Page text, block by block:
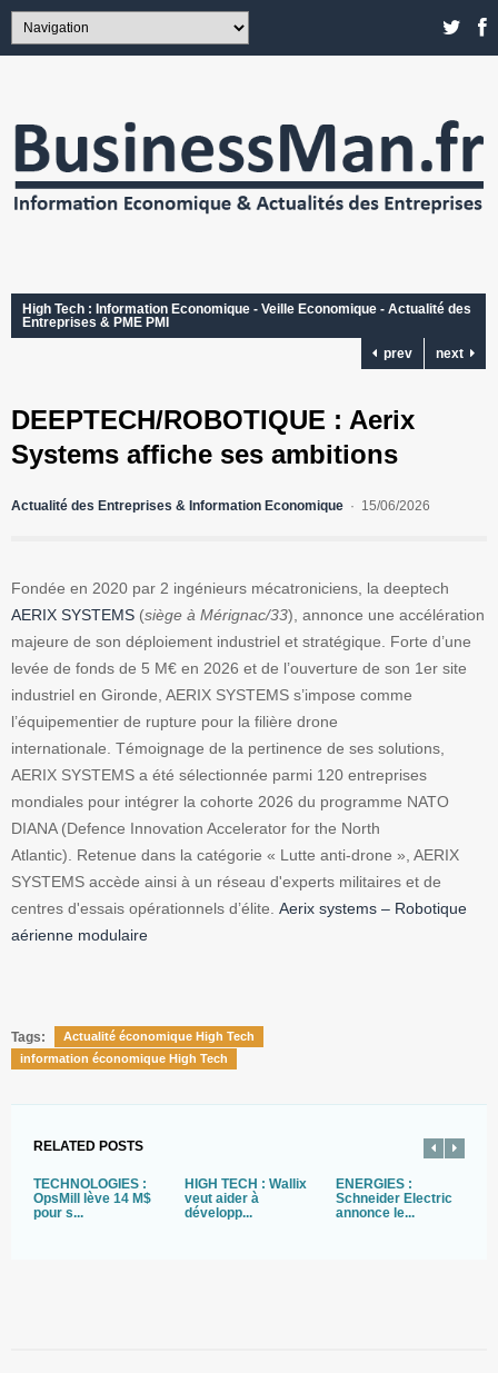
High Tech : Information Economique - Veille Economique - Actualité des
Entreprises & PME PMI
prev
next
DEEPTECH/ROBOTIQUE : Aerix
Systems affiche ses ambitions
Actualité des Entreprises & Information Economique 15/06/2026
Fondée en 2020 par 2 ingénieurs mécatroniciens, la deeptech
AERIX SYSTEMS (siège à Mérignac/33), annonce une accélération
majeure de son déploiement industriel et stratégique. Forte d’une
levée de fonds de 5 M€ en 2026 et de l’ouverture de son 1er site
industriel en Gironde, AERIX SYSTEMS s’impose comme
l’équipementier de rupture pour la filière drone
internationale. Témoignage de la pertinence de ses solutions,
AERIX SYSTEMS a été sélectionnée parmi 120 entreprises
mondiales pour intégrer la cohorte 2026 du programme NATO
DIANA (Defence Innovation Accelerator for the North
Atlantic). Retenue dans la catégorie « Lutte anti-drone », AERIX
SYSTEMS accède ainsi à un réseau d'experts militaires et de
centres d'essais opérationnels d’élite. Aerix systems – Robotique
aérienne modulaire
Tags:
Actualité économique High Tech
information économique High Tech
RELATED POSTS
TECHNOLOGIES :
OpsMill lève 14 M$
pour s...
HIGH TECH : Wallix
veut aider à
développ...
ENERGIES :
Schneider Electric
annonce le...